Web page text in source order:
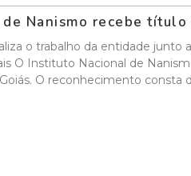
Nanismo recebe
o trabalho da entidade junto
O Instituto Nacional de
O reconhecimento consta